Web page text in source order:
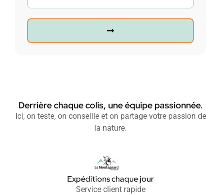
Derrière chaque colis, une équipe passionnée.
Ici, on teste, on conseille et on partage votre passion de
la nature.
Expéditions chaque jour
Service client rapide